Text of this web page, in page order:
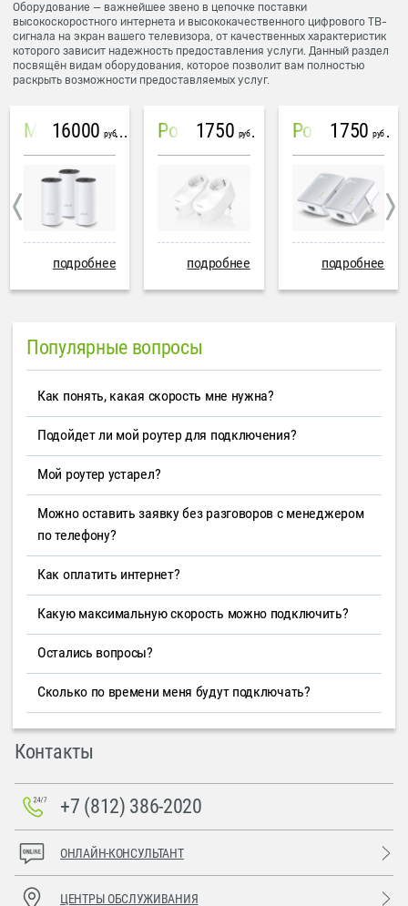
Оборудование — важнейшее звено в цепочке поставки
высокоскоростного интернета и высококачественного цифрового ТВ-
сигнала на экран вашего телевизора, от качественных характеристик
которого зависит надежность предоставления услуги. Данный раздел
посвящён видам оборудования, которое позволит вам полностью
раскрыть возможности предоставляемых услуг.
Mesh система TP-Link Deco M4 (3 устройства)
16000 руб
подробнее
PowerLine Tenda PH6
1750 руб
подробнее
PowerLine TP-Link AV600
1750 руб
подробнее
Популярные вопросы
Как понять, какая скорость мне нужна?
Подойдет ли мой роутер для подключения?
Мой роутер устарел?
Можно оставить заявку без разговоров с менеджером
по телефону?
Как оплатить интернет?
Какую максимальную скорость можно подключить?
Остались вопросы?
Сколько по времени меня будут подключать?
Контакты
+7 (812) 386-2020
ОНЛАЙН-КОНСУЛЬТАНТ
ЦЕНТРЫ ОБСЛУЖИВАНИЯ